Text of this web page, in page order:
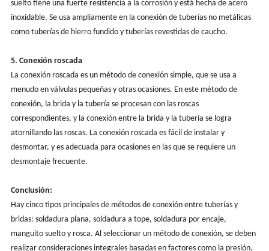
suelto tiene una fuerte resistencia a la corrosión y está hecha de acero
inoxidable. Se usa ampliamente en la conexión de tuberías no metálicas
como tuberías de hierro fundido y tuberías revestidas de caucho.
5. Conexión roscada
La conexión roscada es un método de conexión simple, que se usa a
menudo en válvulas pequeñas y otras ocasiones. En este método de
conexión, la brida y la tubería se procesan con las roscas
correspondientes, y la conexión entre la brida y la tubería se logra
atornillando las roscas. La conexión roscada es fácil de instalar y
desmontar, y es adecuada para ocasiones en las que se requiere un
desmontaje frecuente.
Conclusión:
Hay cinco tipos principales de métodos de conexión entre tuberías y
bridas: soldadura plana, soldadura a tope, soldadura por encaje,
manguito suelto y rosca. Al seleccionar un método de conexión, se deben
realizar consideraciones integrales basadas en factores como la presión,